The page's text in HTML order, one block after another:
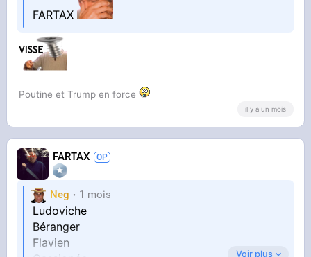
FARTAX
Poutine et Trump en force
il y a un mois
FARTAX
Neg 1 mois
Ludoviche
Béranger
Flavien
Voir plus